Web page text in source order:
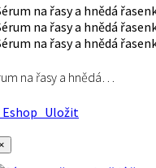
na řasy a hnědá…
Uložit